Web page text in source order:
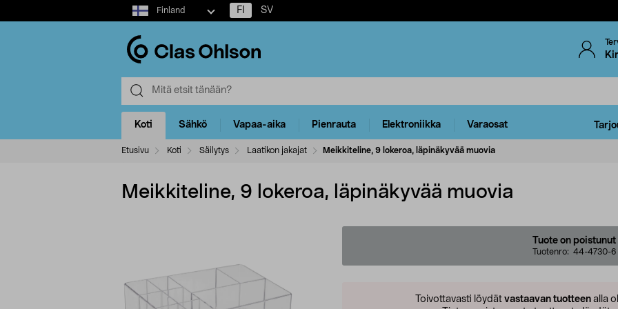
Select
market
Finland FI SV
Koti Sähkö Vapaa-aika Pienrauta Elektroniikka Varaosat
Etusivu Koti Säilytys Laatikon jakajat Meikkiteline, 9 lokeroa, läpinäkyvää muovia
Meikkiteline, 9 lokeroa, läpinäkyvää muovia
Tuote on poistunut
Tuotenro: 44-4730-6
Toivottavasti löydät vastaavan tuotteen alla